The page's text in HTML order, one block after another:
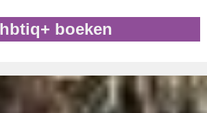
boeken